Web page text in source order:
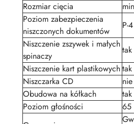
Rozmiar cięcia
Poziom zabezpieczenia
niszczonych dokumentów
P-4
Niszczenie zszywek i małych
spinaczy
tak
Niszczenie kart plastikowychtak
Niszczarka CD
nie
Obudowa na kółkach
tak
Poziom głośności
65